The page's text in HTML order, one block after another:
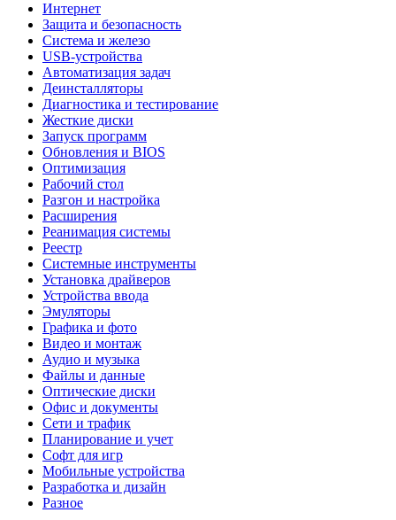
Интернет
Защита и безопасность
Система и железо
USB-устройства
Автоматизация задач
Деинсталляторы
Диагностика и тестирование
Жесткие диски
Запуск программ
Обновления и BIOS
Оптимизация
Рабочий стол
Разгон и настройка
Расширения
Реанимация системы
Реестр
Системные инструменты
Установка драйверов
Устройства ввода
Эмуляторы
Графика и фото
Видео и монтаж
Аудио и музыка
Файлы и данные
Оптические диски
Офис и документы
Сети и трафик
Планирование и учет
Софт для игр
Мобильные устройства
Разработка и дизайн
Разное